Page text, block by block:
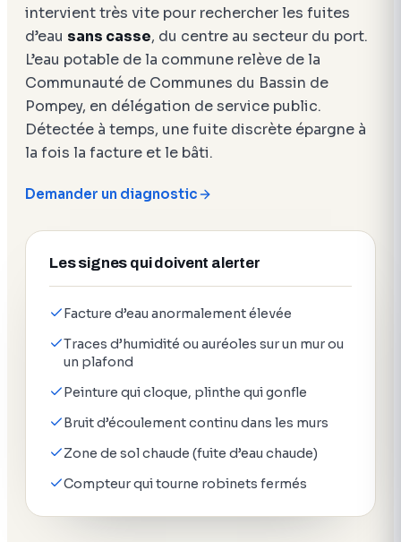
intervient très vite pour rechercher les fuites
d’eau sans casse, du centre au secteur du port.
L’eau potable de la commune relève de la
Communauté de Communes du Bassin de
Pompey, en délégation de service public.
Détectée à temps, une fuite discrète épargne à
la fois la facture et le bâti.
Demander un diagnostic
Les signes qui doivent alerter
Facture d’eau anormalement élevée
Traces d’humidité ou auréoles sur un mur ou
un plafond
Peinture qui cloque, plinthe qui gonfle
Bruit d’écoulement continu dans les murs
Zone de sol chaude (fuite d’eau chaude)
Compteur qui tourne robinets fermés